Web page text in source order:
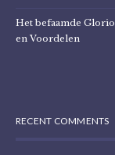
Het befaamde
en Voordelen
RECENT COMMENTS